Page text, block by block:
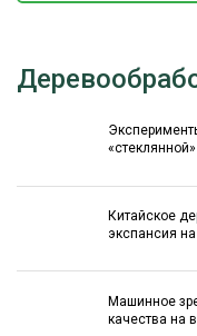
Китайское
экспансия
Машинное
качества на